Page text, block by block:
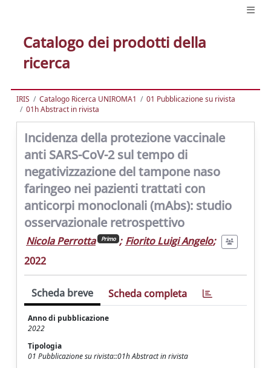
Catalogo dei prodotti della
ricerca
IRIS Catalogo Ricerca UNIROMA1
01 Pubblicazione su rivista
01h Abstract in rivista
Incidenza della protezione vaccinale
anti SARS-CoV-2 sul tempo di
negativizzazione del tampone naso
faringeo nei pazienti trattati con
anticorpi monoclonali (mAbs): studio
osservazionale retrospettivo
Nicola Perrotta Primo ; Fiorito Luigi Angelo;
2022
Scheda breve Scheda completa
Anno di pubblicazione
2022
Tipologia
01 Pubblicazione su rivista::01h Abstract in rivista